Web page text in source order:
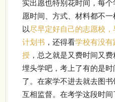
实出愿也特别花时间，每
愿时间、方式、材料都不
以尽早定好自己的志愿校
计划书 ，还得看学校有没
授 ，总之就是又费时间又
埋头学吧，考上了有的是
了。在家学不进去就去图
互相监督。在考学这段时间